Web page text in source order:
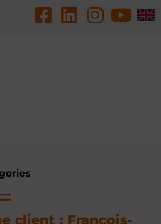
DE DEVIS
client : François-